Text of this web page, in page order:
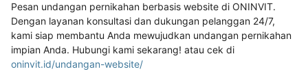
Pesan undangan pernikahan berbasis website di ONINVIT.
Dengan layanan konsultasi dan dukungan pelanggan 24/7,
kami siap membantu Anda mewujudkan undangan pernikahan
oninvit.id/undangan-website/